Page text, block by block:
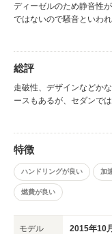
ディーゼルのため静音性
ではないので騒音といわ
ときは全くといっていい
総評
走破性、デザインなどか
ースもあるが、セダンで
い。 フロントカメラ、サ
特徴
ハンドリングが良い 加
燃費が良い
モデル 2015年10